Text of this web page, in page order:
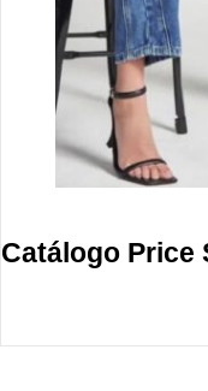
Catálogo Price